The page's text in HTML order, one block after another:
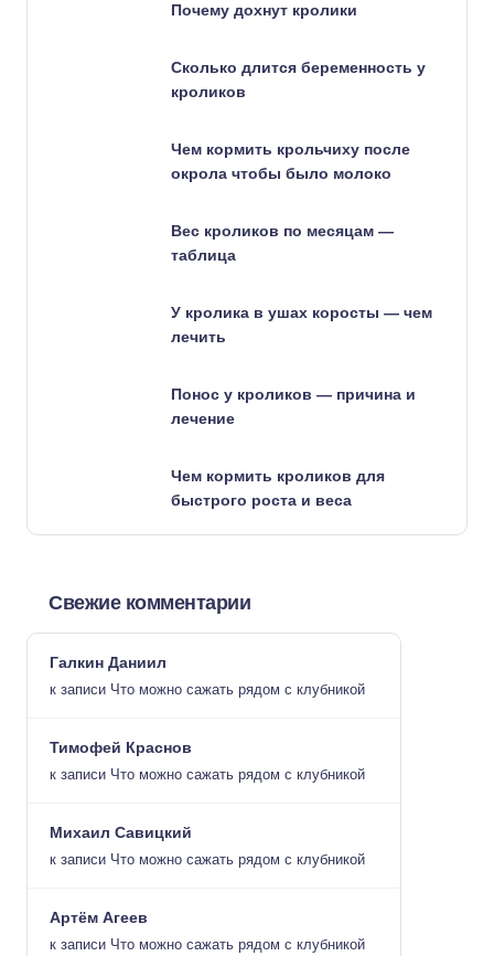
Почему дохнут кролики
Сколько длится беременность у
кроликов
Чем кормить крольчиху после
окрола чтобы было молоко
Вес кроликов по месяцам —
таблица
У кролика в ушах коросты — чем
лечить
Понос у кроликов — причина и
лечение
Чем кормить кроликов для
быстрого роста и веса
Свежие комментарии
Галкин Даниил
к записи Что можно сажать рядом с клубникой
Тимофей Краснов
к записи Что можно сажать рядом с клубникой
Михаил Савицкий
к записи Что можно сажать рядом с клубникой
Артём Агеев
к записи Что можно сажать рядом с клубникой